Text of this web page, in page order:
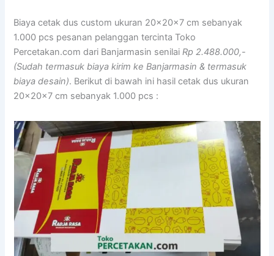
Biaya cetak dus custom ukuran 20x20x7 cm sebanyak
1.000 pcs pesanan pelanggan tercinta Toko
Percetakan.com dari Banjarmasin senilaiRp 2.488.000,-
(Sudah termasuk biaya kirim ke Banjarmasin & termasuk
biaya desain). Berikut di bawah ini hasil cetak dus ukuran
20x20x7 cm sebanyak 1.000 pcs :